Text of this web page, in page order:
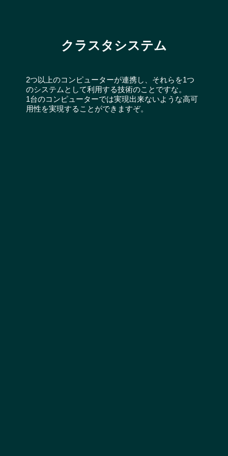
クラスタシステム
2つ以上のコンピューターが連携し、それらを1つ
のシステムとして利用する技術のことですな。
1台のコンピューターでは実現出来ないような高可
用性を実現することができますぞ。